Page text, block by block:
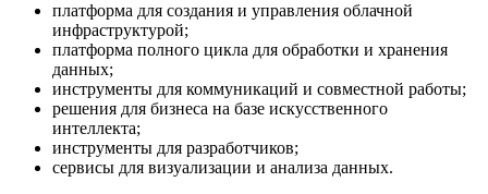
платформа для создания и управления облачной
инфраструктурой;
платформа полного цикла для обработки и хранения
данных;
инструменты для коммуникаций и совместной работы;
решения для бизнеса на базе искусственного
интеллекта;
инструменты для разработчиков;
сервисы для визуализации и анализа данных.